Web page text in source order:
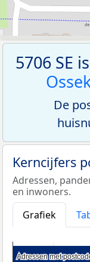
5706 SE
De
Kerncijfers
Adressen,
en inwoners.
Grafiek
Adressen met
Adressen met